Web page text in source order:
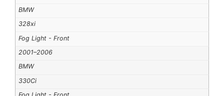
BMW
328xi
Fog Light - Front
2001–2006
BMW
330Ci